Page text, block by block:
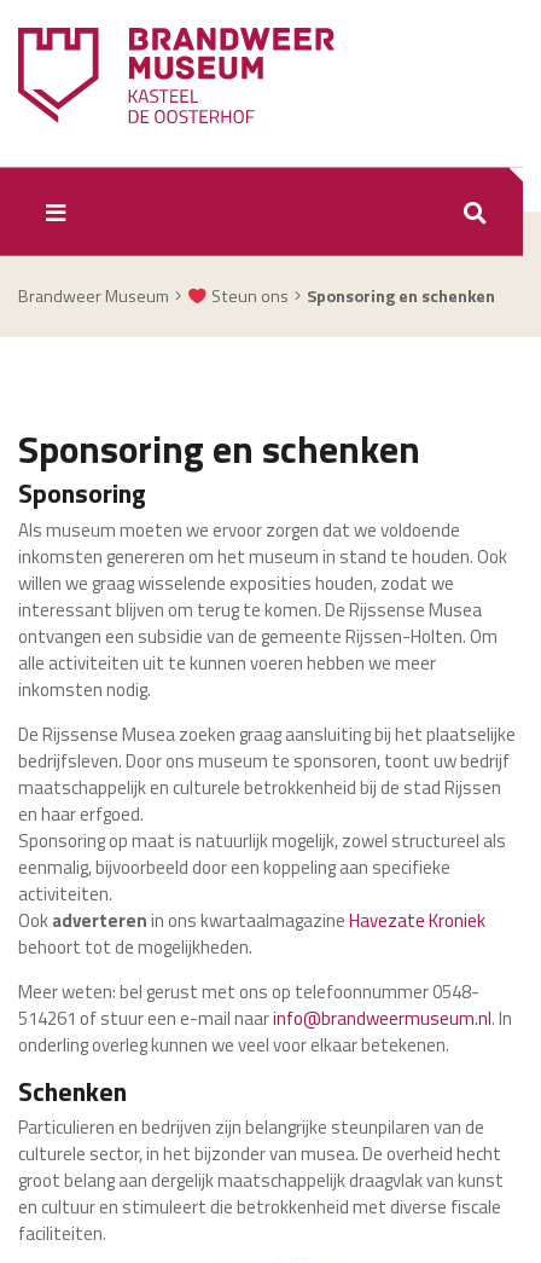
ZOEKEN
Brandweer Museum Steun ons Sponsoring en schenken
Sponsoring en schenken
Sponsoring
Als museum moeten we ervoor zorgen dat we voldoende
inkomsten genereren om het museum in stand te houden. Ook
willen we graag wisselende exposities houden, zodat we
interessant blijven om terug te komen. De Rijssense Musea
ontvangen een subsidie van de gemeente Rijssen-Holten. Om
alle activiteiten uit te kunnen voeren hebben we meer
inkomsten nodig.
De Rijssense Musea zoeken graag aansluiting bij het plaatselijke
bedrijfsleven. Door ons museum te sponsoren, toont uw bedrijf
maatschappelijk en culturele betrokkenheid bij de stad Rijssen
en haar erfgoed.
Sponsoring op maat is natuurlijk mogelijk, zowel structureel als
eenmalig, bijvoorbeeld door een koppeling aan specifieke
activiteiten.
Ookadverterenin ons kwartaalmagazineHavezate Kroniek
behoort tot de mogelijkheden.
Meer weten: bel gerust met ons op telefoonnummer 0548-
514261 of stuur een e-mail naarinfo@brandweermuseum.nl. In
onderling overleg kunnen we veel voor elkaar betekenen.
Schenken
Particulieren en bedrijven zijn belangrijke steunpilaren van de
culturele sector, in het bijzonder van musea. De overheid hecht
groot belang aan dergelijk maatschappelijk draagvlak van kunst
en cultuur en stimuleert die betrokkenheid met diverse fiscale
faciliteiten.